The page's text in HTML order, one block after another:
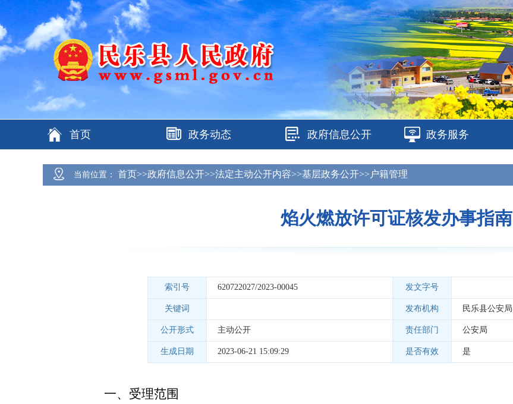
首页 政务动态 政府信息公开 政务服务
当前位置： 首页>>政府信息公开>>法定主动公开内容>>基层政务公开>>户籍管理
焰火燃放许可证核发办事指南
索引号 620722027/2023-00045 发文字号
关键词 发布机构 民乐县公安局
公开形式 主动公开 责任部门 公安局
生成日期 2023-06-21 15:09:29 是否有效 是
一、受理范围